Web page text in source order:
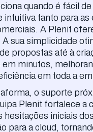
quando é fácil
tanto para as
A Plenit
sua simplicidade
propostas até à
em minutos,
em toda a
o suporte
Plenit fortalece a
hesitações iniciais
para a cloud,